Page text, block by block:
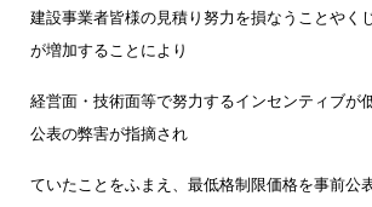
建設事業者皆様の見積り努力を損なうことやく
が増加することにより
経営面・技術面等で努力するインセンティブが
公表の弊害が指摘され
ていたことをふまえ、最低格制限価格を事前公